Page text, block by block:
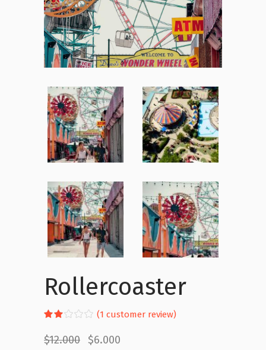
Rollercoaster
Rated
of
1
(1 customer review)
$12.000 $6.000